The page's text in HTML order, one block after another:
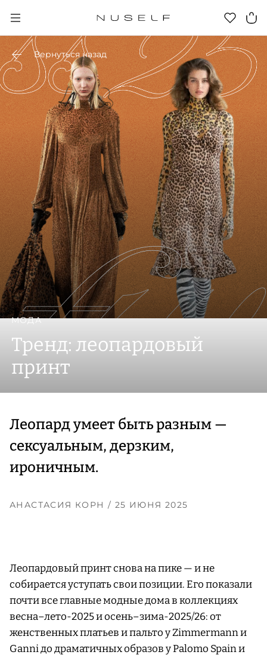
Вернуться назад
МОДА
Тренд: леопардовый
принт
Леопард умеет быть разным —
сексуальным, дерзким,
ироничным.
АНАСТАСИЯ КОРН / 25 ИЮНЯ 2025
Леопардовый принт снова на пике — и не
собирается уступать свои позиции. Его показали
почти все главные модные дома в коллекциях
весна–лето-2025 и осень–зима-2025/26: от
женственных платьев и пальто у Zimmermann и
Ganni до драматичных образов у Palomo Spain и